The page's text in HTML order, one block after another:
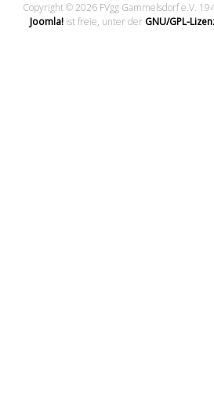
Copyright © 2026 FVgg Gammelsdorf e.V.
Joomla!ist freie, unter der GNU/GPL-